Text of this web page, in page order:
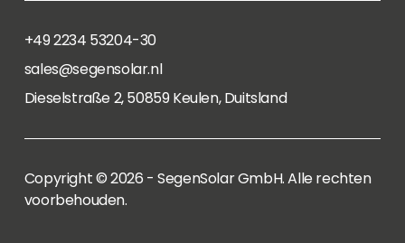
+49 2234 53204-30
sales@segensolar.nl
Dieselstraße 2, 50859 Keulen, Duitsland
Copyright © 2026 - SegenSolar GmbH. Alle rechten
voorbehouden.